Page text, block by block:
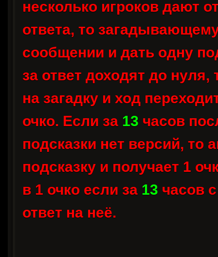
несколько игроков дают
ответа, то
сообщении и дать одну
за ответ доходят до
на загадку и ход
очко. Если за 13 часов
подсказки нет версий,
подсказку и получает 1
в 1 очко если за 13 часов
ответ на неё.